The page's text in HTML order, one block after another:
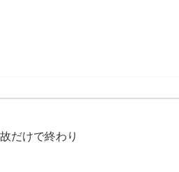
だけで終わり